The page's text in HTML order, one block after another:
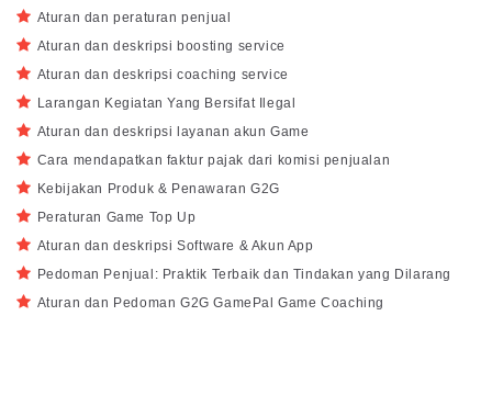
Aturan dan peraturan penjual
Aturan dan deskripsi boosting service
Aturan dan deskripsi coaching service
Larangan Kegiatan Yang Bersifat Ilegal
Aturan dan deskripsi layanan akun Game
Cara mendapatkan faktur pajak dari komisi penjualan
Kebijakan Produk & Penawaran G2G
Peraturan Game Top Up
Aturan dan deskripsi Software & Akun App
Pedoman Penjual: Praktik Terbaik dan Tindakan yang Dilarang
Aturan dan Pedoman G2G GamePal Game Coaching